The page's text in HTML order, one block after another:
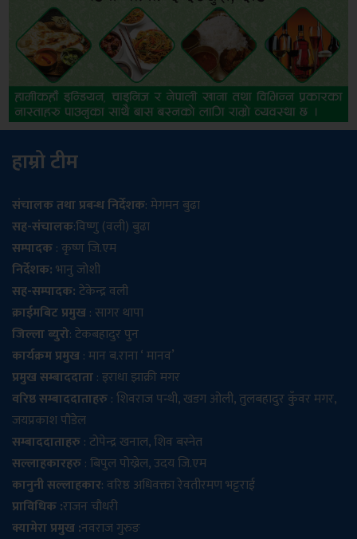
हाम्रो टीम
संचालक तथा प्रबन्ध निर्देशक: मेगमन बुढा
सह-संचालक:विष्णु (वली) बुढा
सम्पादक: कृष्ण जि.एम
निर्देशक:भानु जोशी
सह-सम्पादक:टेकेन्द्र वली
क्राईमबिट प्रमुख: सागर थापा
जिल्ला ब्युरो: टेकबहादुर पुन
कार्यक्रम प्रमुख: मान ब.राना ‘ मानव’
प्रमुख सम्बाददाता: इराधा झाक्री मगर
वरिष्ठ सम्बाददाताहरु: शिवराज पन्थी, खडग ओली, तुलबहादुर कुँवर मगर,
जयप्रकाश पौडेल
सम्बाददाताहरु: टोपेन्द्र खनाल, शिव बस्नेत
सल्लाहकारहरु: बिपुल पोख्रेल, उदय जि.एम
कानुनी सल्लाहकार: वरिष्ठ अधिवक्ता रेवतीरमण भट्टराई
प्राविधिक :राजन चौधरी
क्यामेरा प्रमुख :नवराज गुरुङ